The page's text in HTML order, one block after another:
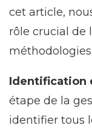
cet article,
rôle crucial de
Identification
étape de la
identifier tous